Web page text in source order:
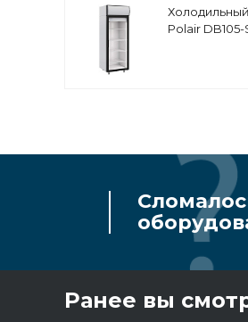
Polair DB105-
Ранее вы